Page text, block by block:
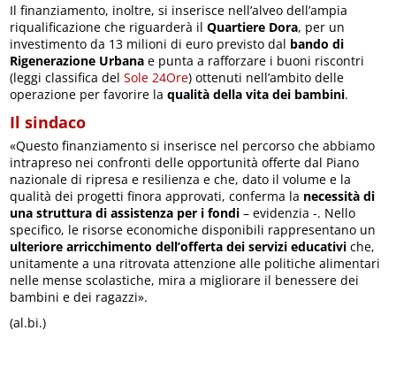
Il finanziamento, inoltre, si inserisce nell’alveo dell’ampia
riqualificazione che riguarderà ilQuartiere Dora, per un
investimento da 13 milioni di euro previsto dal bando di
Rigenerazione Urbana e punta a rafforzare i buoni riscontri
(leggi classifica delSole 24Ore) ottenuti nell’ambito delle
operazione per favorire laqualità della vita dei bambini.
Il sindaco
«Questo finanziamento si inserisce nel percorso che abbiamo
intrapreso nei confronti delle opportunità offerte dal Piano
nazionale di ripresa e resilienza e che, dato il volume e la
qualità dei progetti finora approvati, conferma la necessità di
una struttura di assistenza per i fondi – evidenzia -. Nello
specifico, le risorse economiche disponibili rappresentano un
ulteriore arricchimento dell’offerta dei servizi educativi che,
unitamente a una ritrovata attenzione alle politiche alimentari
nelle mense scolastiche, mira a migliorare il benessere dei
bambini e dei ragazzi».
(al.bi.)